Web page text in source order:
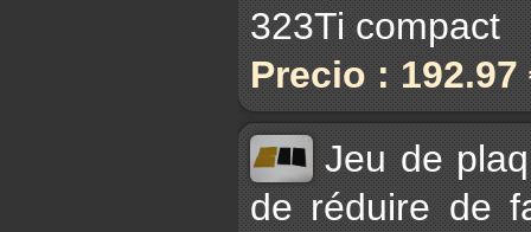
323Ti compact
Precio : 192.97
Jeu de
de réduire de